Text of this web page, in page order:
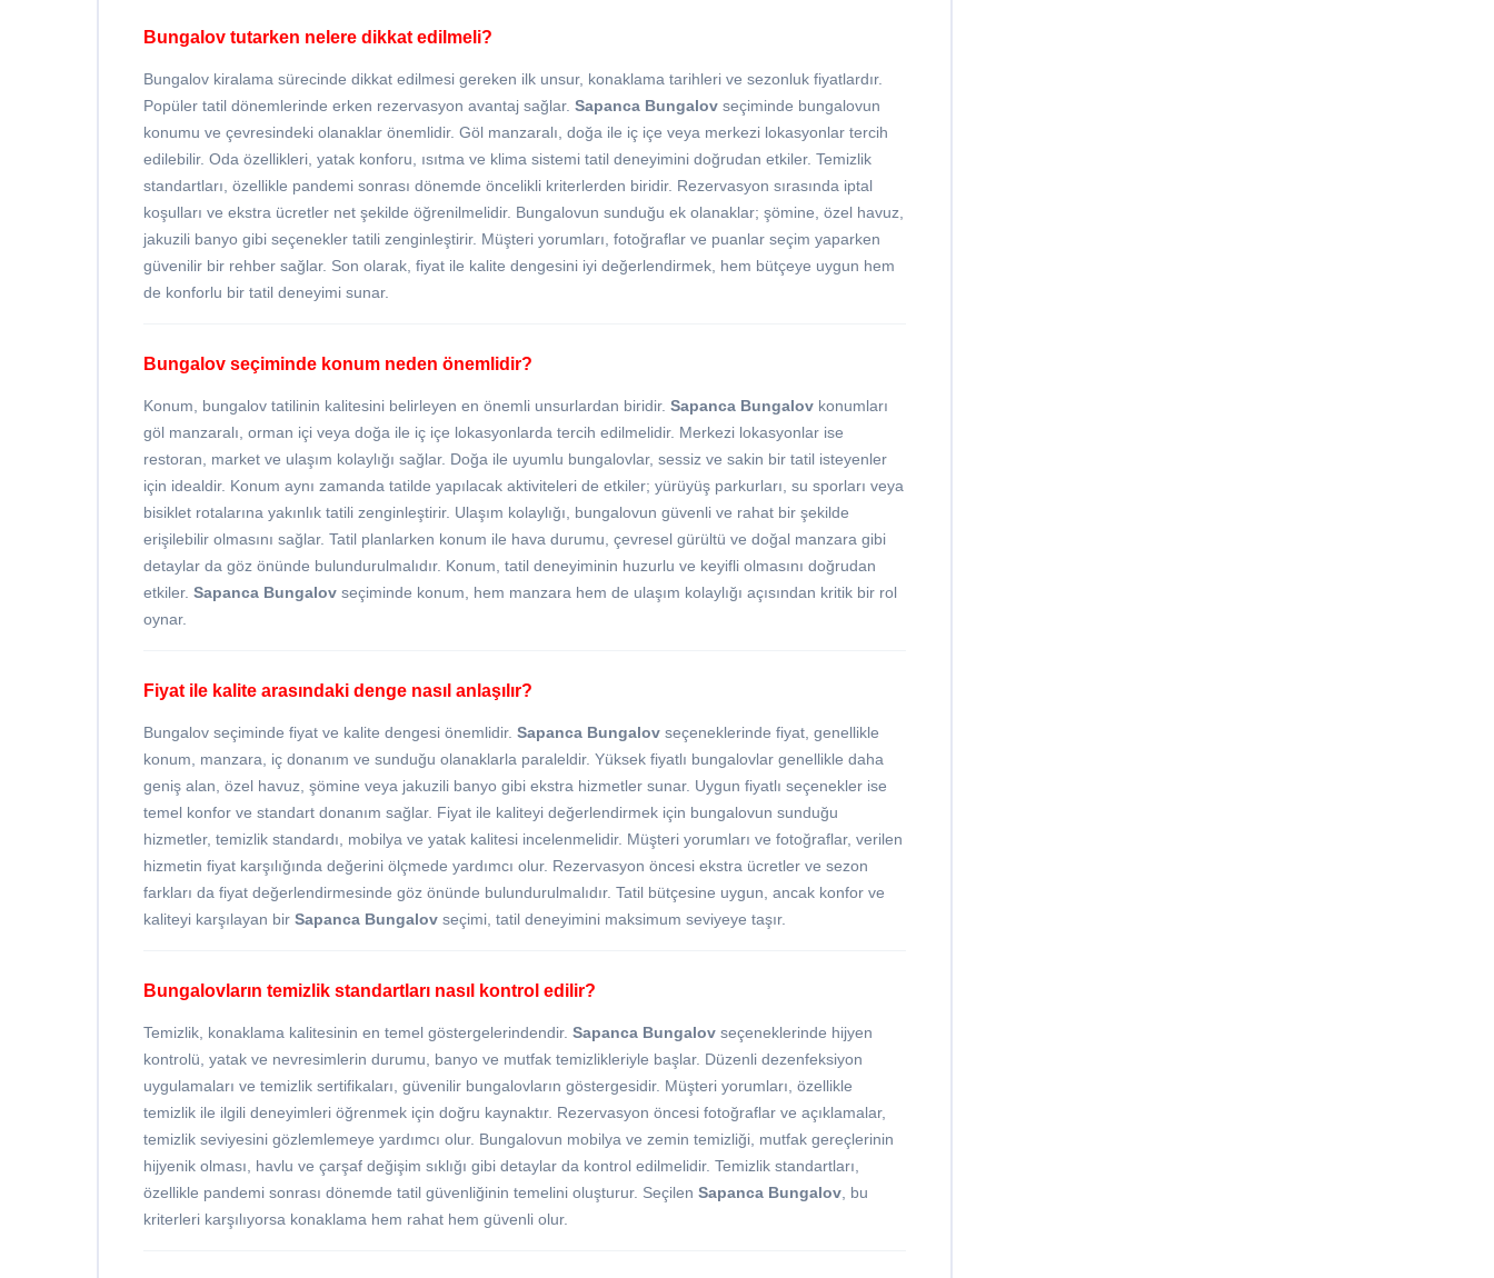
Bungalov tutarken nelere dikkat edilmeli?
Bungalov kiralama sürecinde dikkat edilmesi gereken ilk unsur, konaklama tarihleri ve sezonluk fiyatlardır.
Popüler tatil dönemlerinde erken rezervasyon avantaj sağlar. Sapanca Bungalov seçiminde bungalovun
konumu ve çevresindeki olanaklar önemlidir. Göl manzaralı, doğa ile iç içe veya merkezi lokasyonlar tercih
edilebilir. Oda özellikleri, yatak konforu, ısıtma ve klima sistemi tatil deneyimini doğrudan etkiler. Temizlik
standartları, özellikle pandemi sonrası dönemde öncelikli kriterlerden biridir. Rezervasyon sırasında iptal
koşulları ve ekstra ücretler net şekilde öğrenilmelidir. Bungalovun sunduğu ek olanaklar; şömine, özel havuz,
jakuzili banyo gibi seçenekler tatili zenginleştirir. Müşteri yorumları, fotoğraflar ve puanlar seçim yaparken
güvenilir bir rehber sağlar. Son olarak, fiyat ile kalite dengesini iyi değerlendirmek, hem bütçeye uygun hem
de konforlu bir tatil deneyimi sunar.
Bungalov seçiminde konum neden önemlidir?
Konum, bungalov tatilinin kalitesini belirleyen en önemli unsurlardan biridir. Sapanca Bungalov konumları
göl manzaralı, orman içi veya doğa ile iç içe lokasyonlarda tercih edilmelidir. Merkezi lokasyonlar ise
restoran, market ve ulaşım kolaylığı sağlar. Doğa ile uyumlu bungalovlar, sessiz ve sakin bir tatil isteyenler
için idealdir. Konum aynı zamanda tatilde yapılacak aktiviteleri de etkiler; yürüyüş parkurları, su sporları veya
bisiklet rotalarına yakınlık tatili zenginleştirir. Ulaşım kolaylığı, bungalovun güvenli ve rahat bir şekilde
erişilebilir olmasını sağlar. Tatil planlarken konum ile hava durumu, çevresel gürültü ve doğal manzara gibi
detaylar da göz önünde bulundurulmalıdır. Konum, tatil deneyiminin huzurlu ve keyifli olmasını doğrudan
etkiler. Sapanca Bungalov seçiminde konum, hem manzara hem de ulaşım kolaylığı açısından kritik bir rol
oynar.
Fiyat ile kalite arasındaki denge nasıl anlaşılır?
Bungalov seçiminde fiyat ve kalite dengesi önemlidir. Sapanca Bungalov seçeneklerinde fiyat, genellikle
konum, manzara, iç donanım ve sunduğu olanaklarla paraleldir. Yüksek fiyatlı bungalovlar genellikle daha
geniş alan, özel havuz, şömine veya jakuzili banyo gibi ekstra hizmetler sunar. Uygun fiyatlı seçenekler ise
temel konfor ve standart donanım sağlar. Fiyat ile kaliteyi değerlendirmek için bungalovun sunduğu
hizmetler, temizlik standardı, mobilya ve yatak kalitesi incelenmelidir. Müşteri yorumları ve fotoğraflar, verilen
hizmetin fiyat karşılığında değerini ölçmede yardımcı olur. Rezervasyon öncesi ekstra ücretler ve sezon
farkları da fiyat değerlendirmesinde göz önünde bulundurulmalıdır. Tatil bütçesine uygun, ancak konfor ve
kaliteyi karşılayan bir Sapanca Bungalov seçimi, tatil deneyimini maksimum seviyeye taşır.
Bungalovların temizlik standartları nasıl kontrol edilir?
Temizlik, konaklama kalitesinin en temel göstergelerindendir. Sapanca Bungalov seçeneklerinde hijyen
kontrolü, yatak ve nevresimlerin durumu, banyo ve mutfak temizlikleriyle başlar. Düzenli dezenfeksiyon
uygulamaları ve temizlik sertifikaları, güvenilir bungalovların göstergesidir. Müşteri yorumları, özellikle
temizlik ile ilgili deneyimleri öğrenmek için doğru kaynaktır. Rezervasyon öncesi fotoğraflar ve açıklamalar,
temizlik seviyesini gözlemlemeye yardımcı olur. Bungalovun mobilya ve zemin temizliği, mutfak gereçlerinin
hijyenik olması, havlu ve çarşaf değişim sıklığı gibi detaylar da kontrol edilmelidir. Temizlik standartları,
özellikle pandemi sonrası dönemde tatil güvenliğinin temelini oluşturur. Seçilen Sapanca Bungalov , bu
kriterleri karşılıyorsa konaklama hem rahat hem güvenli olur.